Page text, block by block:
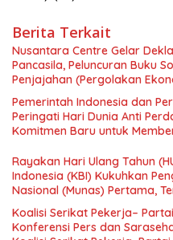
Berita Terkait
Nusantara Centre Gelar
Pancasila, Peluncuran Buku
Penjajahan (Pergolakan
Simposium Nasional
Nasional dan Kesejahteraan
Menuju Indonesia Emas
Pemerintah Indonesia dan
Peringati Hari Dunia Anti
Komitmen Baru untuk
Rayakan Hari Ulang Tahun
Indonesia (KBI) Kukuhkan
Nasional (Munas) Pertama,
Pengembangan Organisasi
Indonesia dan Mancanegara”.
Koalisi Serikat Pekerja–
Konferensi Pers dan